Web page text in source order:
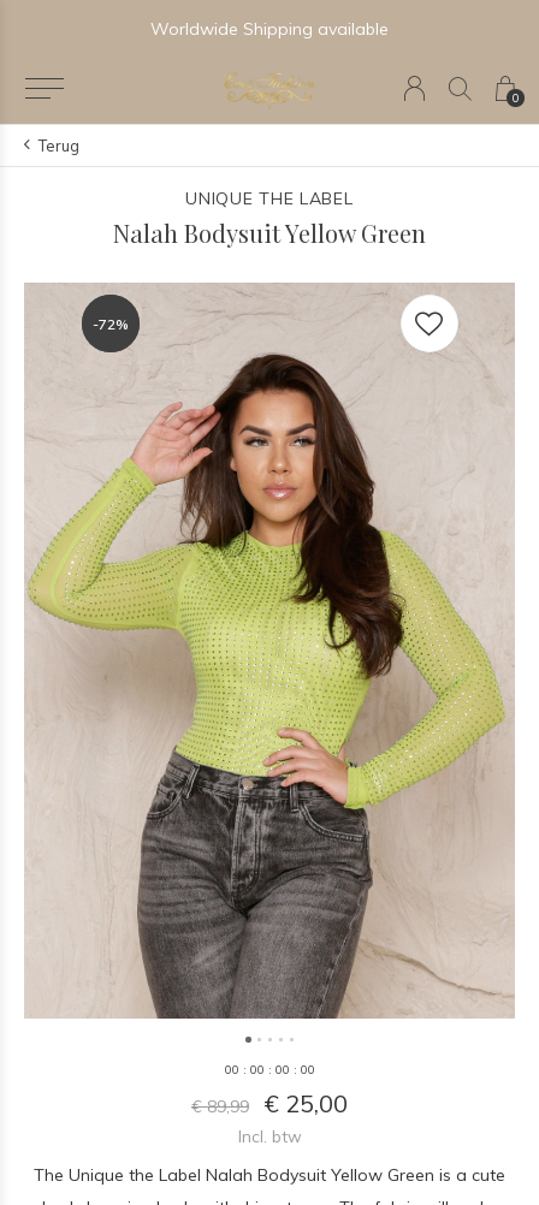
0
Worldwide Shipping available
Terug
UNIQUE THE LABEL
Nalah Bodysuit Yellow Green
-72%
-72%
00 : 00 : 00 : 00
€ 89,99 € 25,00
Incl. btw
The Unique the Label Nalah Bodysuit Yellow Green is a cute